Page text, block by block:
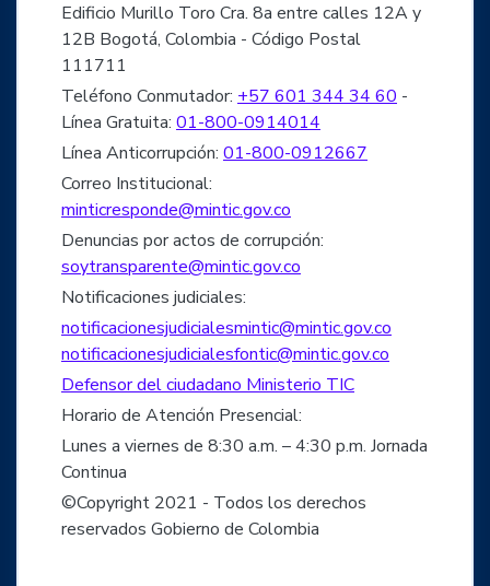
Edificio Murillo Toro Cra. 8a entre calles 12A y
12B Bogotá, Colombia - Código Postal
111711
Teléfono Conmutador: +57 601 344 34 60 -
Línea Gratuita: 01-800-0914014
Línea Anticorrupción: 01-800-0912667
Correo Institucional:
minticresponde@mintic.gov.co
Denuncias por actos de corrupción:
soytransparente@mintic.gov.co
Notificaciones judiciales:
notificacionesjudicialesmintic@mintic.gov.co
notificacionesjudicialesfontic@mintic.gov.co
Defensor del ciudadano Ministerio TIC
Horario de Atención Presencial:
Lunes a viernes de 8:30 a.m. – 4:30 p.m. Jornada
Continua
©Copyright 2021 - Todos los derechos
reservados Gobierno de Colombia